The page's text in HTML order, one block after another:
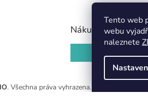
Tento web
webu
naleznete
Nákupní košík
. Všechna práva vyhrazena.